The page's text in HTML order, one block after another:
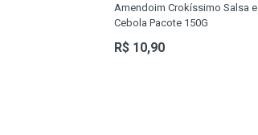
Amendoim Crokíssimo Salsa e
Cebola Pacote 150G
R$ 10,90